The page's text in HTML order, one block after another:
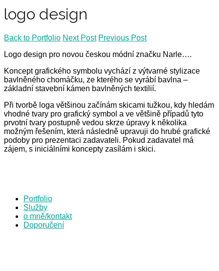
logo design
Back to Portfolio Next Post Previous Post
Logo design pro novou českou módní značku Narle….
Koncept grafického symbolu vychází z výtvarné stylizace
bavlněného chomáčku, ze kterého se vyrábí bavlna –
základní stavební kámen bavlněných textilií.
Při tvorbě loga většinou začínám skicami tužkou, kdy hledám
vhodné tvary pro grafický symbol a ve většině případů tyto
prvotní tvary postupně vedou skrze úpravy k několika
možným řešením, která následně upravuji do hrubé grafické
podoby pro prezentaci zadavateli. Pokud zadavatel má
zájem, s iniciálními koncepty zasílám i skici.
Portfolio
Služby
o mně/kontakt
Doporučení